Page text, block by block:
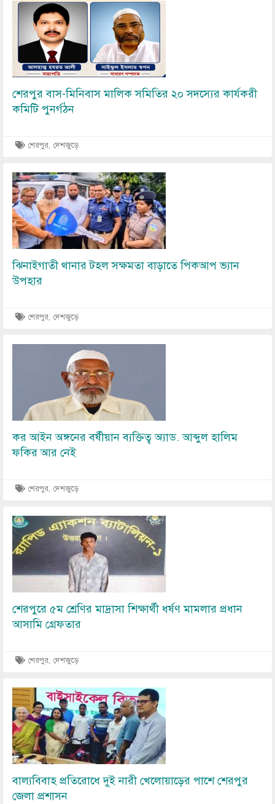
Image
শেরপুর বাস-মিনিবাস মালিক সমিতির ২০ সদস্যের কার্যকরী
কমিটি পুনর্গঠন
শেরপুর, দেশজুড়ে
Image
ঝিনাইগাতী থানার টহল সক্ষমতা বাড়াতে পিকআপ ভ্যান
উপহার
শেরপুর, দেশজুড়ে
কর আইন অঙ্গনের বর্ষীয়ান ব্যক্তিত্ব অ্যাড. আব্দুল হালিম
ফকির আর নেই
শেরপুর, দেশজুড়ে
Image
শেরপুরে ৫ম শ্রেণির মাদ্রাসা শিক্ষার্থী ধর্ষণ মামলার প্রধান
আসামি গ্রেফতার
শেরপুর, দেশজুড়ে
Image
বাল্যবিবাহ প্রতিরোধে দুই নারী খেলোয়াড়ের পাশে শেরপুর
জেলা প্রশাসন